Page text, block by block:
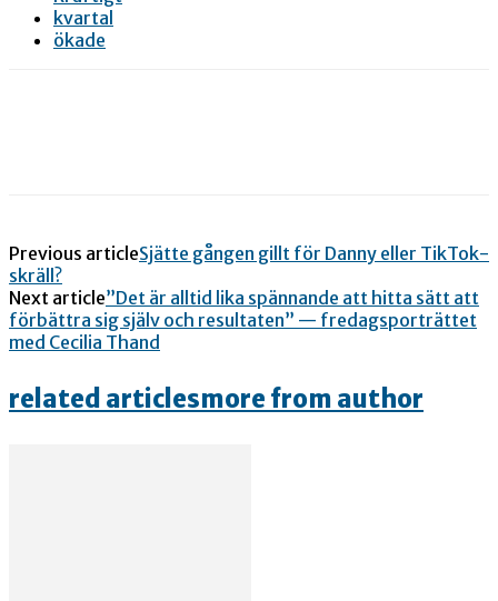
kvartal
ökade
Previous articleSjätte gången gillt för Danny eller TikTok-
skräll?
Next article”Det är alltid lika spännande att hitta sätt att
förbättra sig själv och resultaten” — fredagsporträttet
med Cecilia Thand
related articlesmore from author